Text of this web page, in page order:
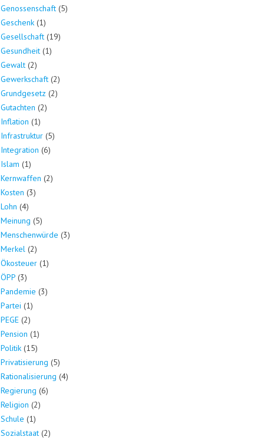
Genossenschaft (5)
Geschenk (1)
Gesellschaft (19)
Gesundheit (1)
Gewalt (2)
Gewerkschaft (2)
Grundgesetz (2)
Gutachten (2)
Inflation (1)
Infrastruktur (5)
Integration (6)
Islam (1)
Kernwaffen (2)
Kosten (3)
Lohn (4)
Meinung (5)
Menschenwürde (3)
Merkel (2)
Ökosteuer (1)
ÖPP (3)
Pandemie (3)
Partei (1)
PEGE (2)
Pension (1)
Politik (15)
Privatisierung (5)
Rationalisierung (4)
Regierung (6)
Religion (2)
Schule (1)
Sozialstaat (2)